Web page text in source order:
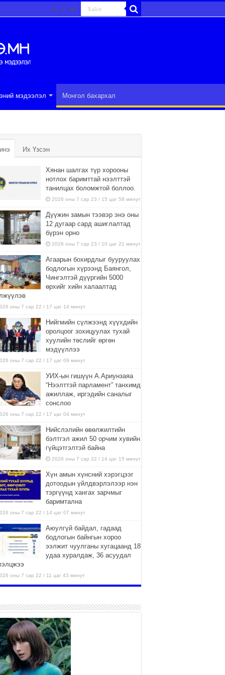
мэдээлэл Монгол бахархал
Их Үзсэн
Хянан шалгах түр хорооны
нотлох баримттай нээлттэй
танилцах боломжтой боллоо.
2026 оны 7 сар 23 / 15 цаг 58 минут
Дүүжин замын тээвэр энэ оны
12 дугаар сард ашиглалтад
бүрэн орно
2026 оны 7 сар 23 / 10 цаг 21 минут
Агаарын бохирдлыг бууруулах
бодлогын хүрээнд Баянгол,
Чингэлтэй дүүргийн 5000
өрхийг хийн халаалтад
оны 7 сар 22 / 17 цаг 14 минут
Нийгмийн сүлжээнд хүүхдийн
оролцоог зохицуулах тухай
хуулийн төслийг өргөн
мэдүүллээ
оны 7 сар 22 / 17 цаг 09 минут
УИХ-ын гишүүн А.Ариунзаяа
“Нээлттэй парламент” танхимд
ажиллаж, иргэдийн саналыг
сонслоо
оны 7 сар 22 / 17 цаг 04 минут
Нийслэлийн өвөлжилтийн
бэлтгэл ажил 50 орчим хувийн
гүйцэтгэлтэй байна
2026 оны 7 сар 22 / 14 цаг 15 минут
Хүн амын хүнсний хэрэгцээг
дотоодын үйлдвэрлэлээр нэн
тэргүүнд хангах зарчмыг
баримтална
оны 7 сар 22 / 14 цаг 07 минут
Аюулгүй байдал, гадаад
бодлогын байнгын хороо
ээлжит чуулганы хугацаанд 18
удаа хуралдаж, 36 асуудал
оны 7 сар 22 / 11 цаг 43 минут
боломжтой-Хүүхэд хөгжүүлэх
төв” байгуулах төсөлд төр,
хэвшлийн түншлэлийн хүрээнд хамтран
урьж байна
оны 7 сар 22 / 9 цаг 28 минут
Б.Пүрэвдагва: “Урт цагаан”-ыг
залуучууд чөлөөт цагаа